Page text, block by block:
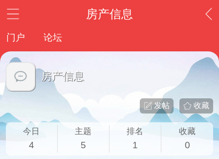
房产信息
门户 论坛
房产信息
收藏
发帖
今日
4
主题
5
排名
1
收藏
0